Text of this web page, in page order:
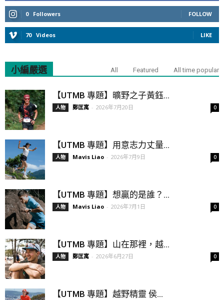
0 Followers FOLLOW
70 Videos LIKE
小編嚴選 All Featured All time popular
【UTMB 專題】曠野之子黃鈺...
人物 鄭匡寓 - 2026年7月20日 0
【UTMB 專題】用意志力丈量...
人物 Mavis Liao - 2026年7月9日 0
【UTMB 專題】想贏的是誰？...
人物 Mavis Liao - 2026年7月1日 0
【UTMB 專題】山在那裡，越...
人物 鄭匡寓 - 2026年6月27日 0
【UTMB 專題】越野精靈 侯...